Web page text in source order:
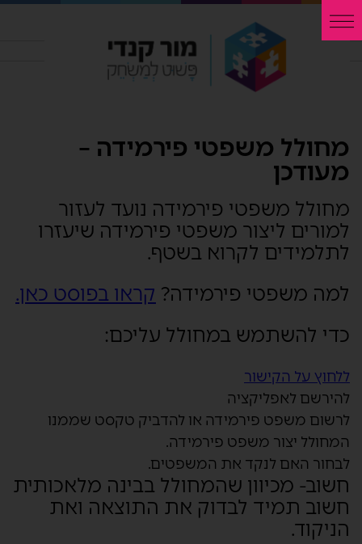
מחולל משפטי פירמידה –
מעודכן
מחולל משפטי פירמידה נועד לעזור
למורים ליצור משפטי פירמידה שיעזרו
לתלמידים לקרוא בשטף.
למה משפטי פירמידה? קראו בפוסט כאן.
כדי להשתמש במחולל עליכם:
ללחוץ על הקישור
להירשם לאפליקציה
לרשום משפט פירמידה או להדביק טקסט שממנו
המחולל יצור משפט פירמידה.
לבחור האם לנקד את המשפטים.
חשוב- מכיוון שהמחולל בבינה מלאכותית
חשוב תמיד לבדוק את התוצאה ואת
הניקוד.